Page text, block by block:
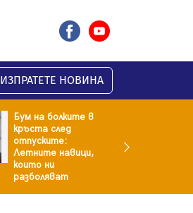
ИЗПРАТЕТЕ НОВИНА
Бум на болките в
кръста след
отпуските:
Летните навици,
които ни
разболяват